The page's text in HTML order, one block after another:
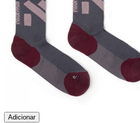
Adicionar